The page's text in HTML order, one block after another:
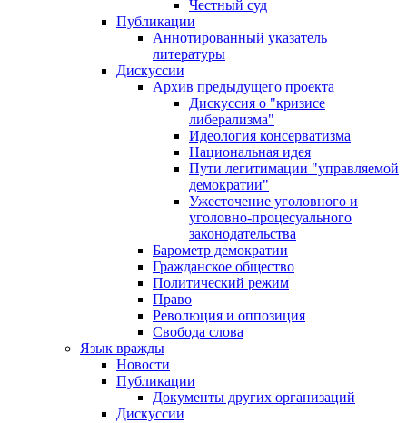
Честный суд
Публикации
Аннотированный указатель
литературы
Дискуссии
Архив предыдущего проекта
Дискуссия о "кризисе
либерализма"
Идеология консерватизма
Национальная идея
Пути легитимации "управляемой
демократии"
Ужесточение уголовного и
уголовно-процесуального
законодательства
Барометр демократии
Гражданское общество
Политический режим
Право
Революция и оппозиция
Свобода слова
Язык вражды
Новости
Публикации
Документы других организаций
Дискуссии